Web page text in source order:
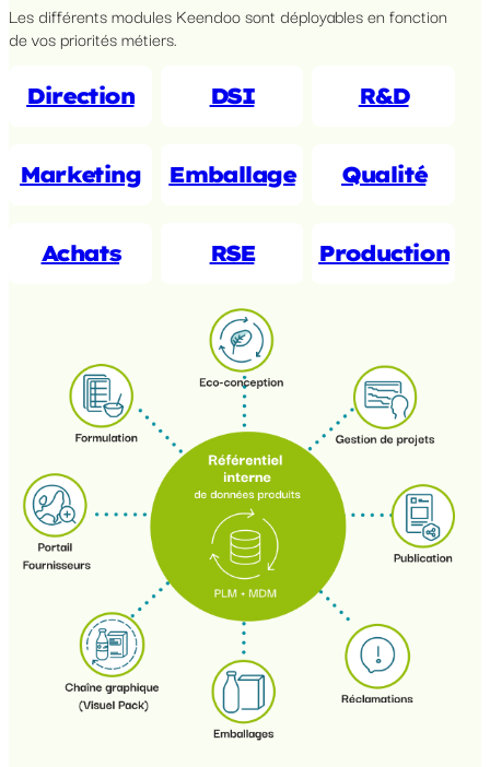
Les différents modules Keendoo sont déployables en fonction
de vos priorités métiers.
Direction DSI R&D
Marketing Emballage Qualité
Achats RSE Production